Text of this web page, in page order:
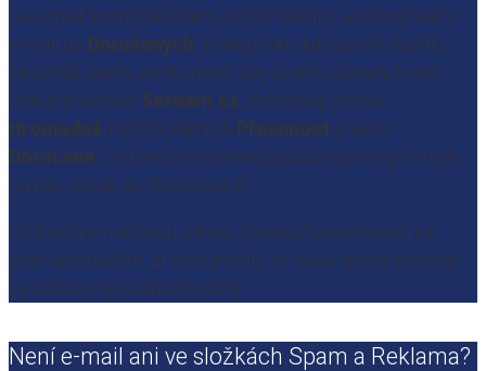
na e-mail levým tlačítkem, podrž tlačítko a přesuň takto
e-mail do Doručených . V okamžiku, kdy pustíš tlačítko,
se Gmail zeptá, jestli chceš, aby změny zůstaly trvalé.
Pokud používáš Seznam.cz, zkontroluj složku
Hromadné, nahoře klikni na Přesunout a vyber
Doručené . Od tohoto momentu budou všechny e-maily
od nás chodit do Doručených.
Ulož naši e-mailovou adresu (cesko@younity.one) ke
svým kontaktům, ať máš jistotu, že naše zprávy nezmizí
ve složce nevyžádané pošty.
Není e-mail ani ve složkách Spam a Reklama?